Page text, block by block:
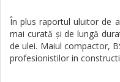
În plus raportul uluitor de
mai curată și de lungă
de ulei. Maiul compactor,
profesionistilor in